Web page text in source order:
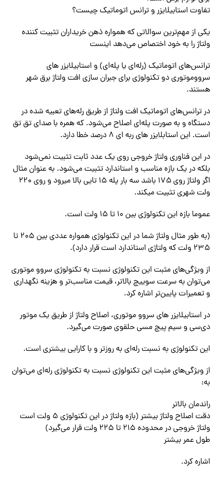
تفاوت استابیلایزر و ترانس اتوماتیک چیست؟
یکی از مهم‌ترین سوالاتی که همواره ذهن خریداران تثبیت کننده
ولتاژ را به خود اختصاص می‌دهد اینست
ترانس‌های اتوماتیک (رله‌ای یا پله‌ای) و استابیلایزر های
سرووموتوری دو تکنولوژی برای جبران سازی افت ولتاژ برق شهر
هستند.
در ترانس‌های اتوماتیک افت ولتاژ از طریق رله‌های تعبیه شده در
دستگاه و به صورت پله‌ای اصلاح می‌شود. که همره با صدای تق تق
است. این استابلایزر های ربه ای ۸ درصد خطا دارد.
در این فناوری ولتاژ خروجی روی یک عدد ثابت تثبیت نمی‌شود
بلکه در یک بازه مناسب و استاندارد تثبیت می‌شود. به عنوان مثال
اگر ولتاژ روی ۱۷۵ باشد سه بار پله ۱۵ تایی بالا میرود و روی ۲۲۰
ولت شهری تثبیت میکند.
عموما بازه این تکنولوژی بین ۱۰ تا ۱۵ ولت است.
(به طور مثال ولتاژ شما در این تکنولوژی همواره عددی بین ۲۰۵ تا
۲۳۵ ولت که ولتاژی استاندارد است قرار دارد).
از ویژگی‌های مثبت این تکنولوژی نسبت به تکنولوژی سروو موتوری
می‌توان به سرعت سوییچ بالاتر، قیمت مناسب‌تر و هزینه نگهداری
و تعمیرات پایین‌تر اشاره کرد.
در استابیلایزر های سروو موتوری، اصلاح ولتاژ از طریق یک موتور
دی‌سی و سیم پیچ مسی حلقوی صورت می‌گیرد.
این تکنولوژی به نسبت رله‌ای به روزتر و با کارایی بیشتری است.
از ویژگی‌های مثبت این تکنولوژی نسبت به تکنولوژی رله‌ای می‌توان
به:
راندمان بالاتر
دقت اصلاح ولتاژ بیشتر (بازه ولتاژ در این تکنولوژی ۵ ولت است
ولتاژ خروجی در محدوده ۲۱۵ تا ۲۲۵ ولت قرار می‌گیرد)
طول عمر بیشتر
اشاره کرد.